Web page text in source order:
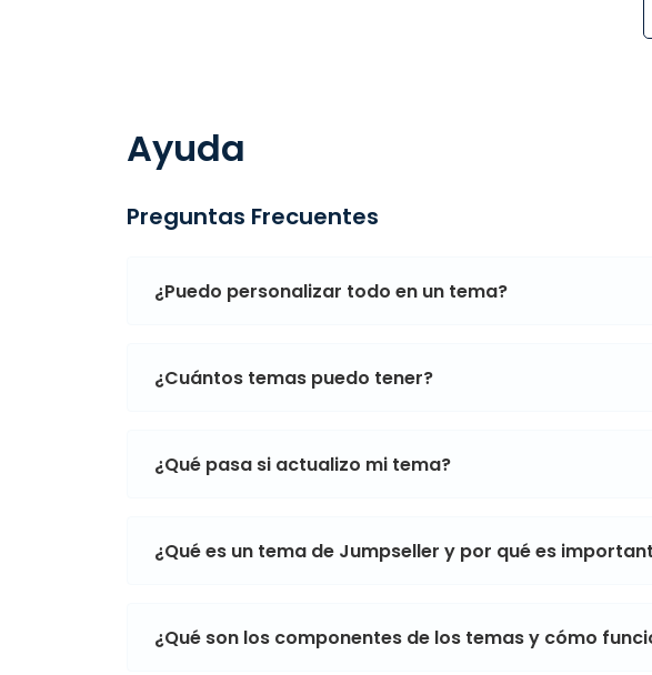
Ayuda
Preguntas Frecuentes
¿Puedo personalizar todo en un tema?
¿Cuántos temas puedo tener?
¿Qué pasa si actualizo mi tema?
¿Qué es un tema de Jumpseller y por qué es
¿Qué son los componentes de los temas y cómo